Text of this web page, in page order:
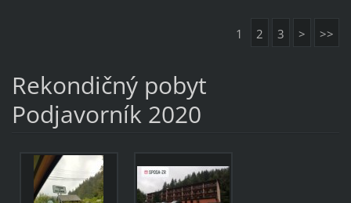
1 2 3 > >>
Rekondičný pobyt
Podjavorník 2020